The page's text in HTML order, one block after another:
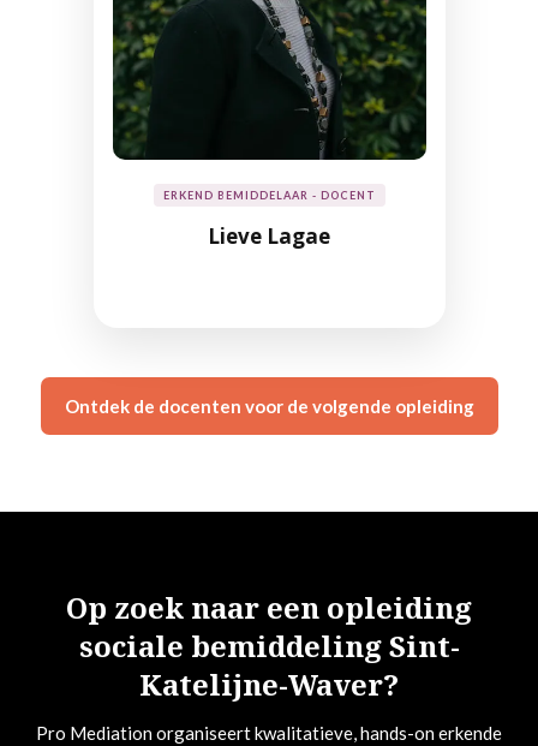
ERKEND BEMIDDELAAR - DOCENT
Lieve Lagae
Ontdek de docenten voor de volgende opleiding
Op zoek naar een opleiding
sociale bemiddeling Sint-
Katelijne-Waver?
Pro Mediation organiseert kwalitatieve, hands-on erkende